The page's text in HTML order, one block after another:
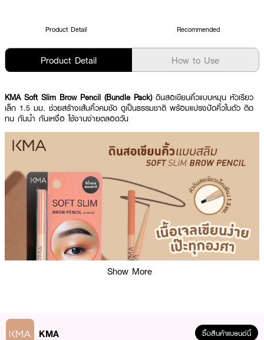
Product Detail Recommended
Product Detail How to Use
KMA Soft Slim Brow Pencil (Bundle Pack) ดินสอเขียนคิ้วแบบหมุน หัวเรียว
เล็ก 1.5 มม. ช่วยสร้างเส้นคิ้วคมชัด ดูเป็นธรรมชาติ พร้อมแปรงปัดคิ้วในตัว ติด
ทน กันน้ำ กันเหงื่อ ใช้งานง่ายตลอดวัน
Show More
KMA ซื้อสินค้าแบรนด์นี้